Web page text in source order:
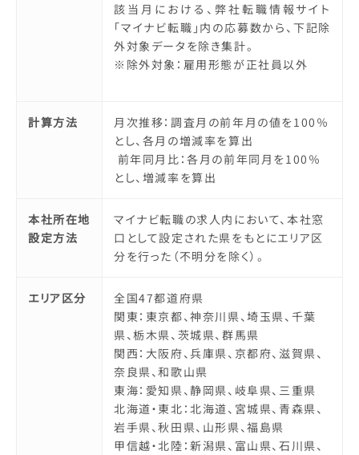
該当月における、弊社転職情報サイト
「マイナビ転職」内の応募数から、下記除
外対象データを除き集計。
※除外対象：雇用形態が正社員以外
計算方法
月次推移：調査月の前年月の値を100％
とし、各月の増減率を算出
前年同月比：各月の前年同月を100％
とし、増減率を算出
本社所在地
設定方法
マイナビ転職の求人内において、本社窓
口として設定された県をもとにエリア区
分を行った（不明分を除く）。
エリア区分
全国47都道府県
関東：東京都、神奈川県、埼玉県、千葉
県、栃木県、茨城県、群馬県
関西：大阪府、兵庫県、京都府、滋賀県、
奈良県、和歌山県
東海：愛知県、静岡県、岐阜県、三重県
北海道・東北：北海道、宮城県、青森県、
岩手県、秋田県、山形県、福島県
甲信越・北陸：新潟県、富山県、石川県、